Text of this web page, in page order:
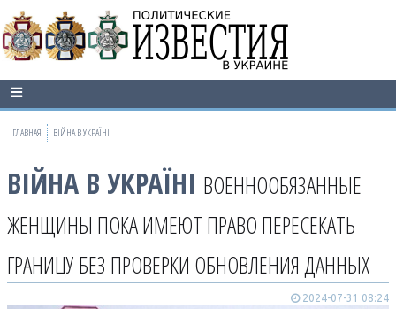
ГЛАВНАЯ ВІЙНА В УКРАЇНІ
ВІЙНА В УКРАЇНІ ВОЕННООБЯЗАННЫЕ
ЖЕНЩИНЫ ПОКА ИМЕЮТ ПРАВО ПЕРЕСЕКАТЬ
ГРАНИЦУ БЕЗ ПРОВЕРКИ ОБНОВЛЕНИЯ ДАННЫХ
2024-07-31 08:24